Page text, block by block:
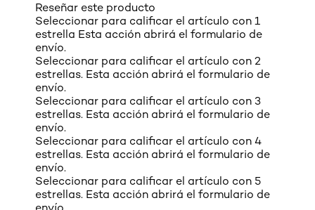
Reseñar este producto
Seleccionar para calificar el artículo con 1
estrella Esta acción abrirá el formulario de
envío.
Seleccionar para calificar el artículo con 2
estrellas. Esta acción abrirá el formulario de
envío.
Seleccionar para calificar el artículo con 3
estrellas. Esta acción abrirá el formulario de
envío.
Seleccionar para calificar el artículo con 4
estrellas. Esta acción abrirá el formulario de
envío.
Seleccionar para calificar el artículo con 5
estrellas. Esta acción abrirá el formulario de